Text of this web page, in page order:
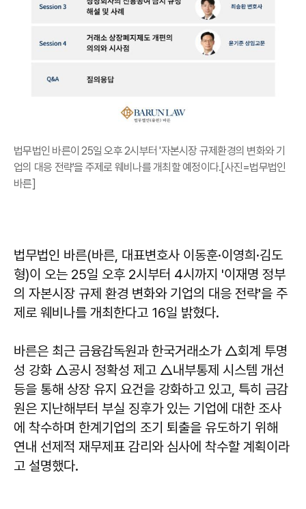
법무법인 바른이 25일 오후 2시부터 '자본시장 규제환경의 변화와 기
업의 대응 전략'을 주제로 웨비나를 개최할 예정이다.[사진=법무법인
바른]
법무법인 바른(바른, 대표변호사 이동훈·이영희·김도
형)이 오는 25일 오후 2시부터 4시까지 '이재명 정부
의 자본시장 규제 환경 변화와 기업의 대응 전략'을 주
제로 웨비나를 개최한다고 16일 밝혔다.
바른은 최근 금융감독원과 한국거래소가 △회계 투명
성 강화 △공시 정확성 제고 △내부통제 시스템 개선
등을 통해 상장 유지 요건을 강화하고 있고, 특히 금감
원은 지난해부터 부실 징후가 있는 기업에 대한 조사
에 착수하며 한계기업의 조기 퇴출을 유도하기 위해
연내 선제적 재무제표 감리와 심사에 착수할 계획이라
고 설명했다.